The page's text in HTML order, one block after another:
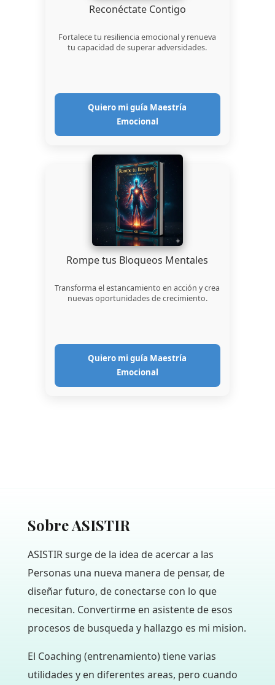
Reconéctate Contigo
Fortalece tu resiliencia emocional y renueva
tu capacidad de superar adversidades.
Quiero mi guía Maestría
Emocional
Rompe tus Bloqueos Mentales
Transforma el estancamiento en acción y crea
nuevas oportunidades de crecimiento.
Quiero mi guía Maestría
Emocional
Sobre ASISTIR
ASISTIR surge de la idea de acercar a las
Personas una nueva manera de pensar, de
diseñar futuro, de conectarse con lo que
necesitan. Convertirme en asistente de esos
procesos de busqueda y hallazgo es mi mision.
El Coaching (entrenamiento) tiene varias
utilidades y en diferentes areas, pero cuando